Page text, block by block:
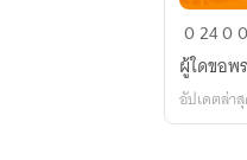
คำขอ
ไร้
จุดจบ
0240
ผู้ใดขอพ
อัปเดตล่า